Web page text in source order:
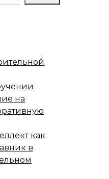
на
как
в